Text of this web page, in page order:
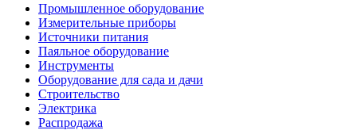
Промышленное оборудование
Измерительные приборы
Источники питания
Паяльное оборудование
Инструменты
Оборудование для сада и дачи
Строительство
Электрика
Распродажа